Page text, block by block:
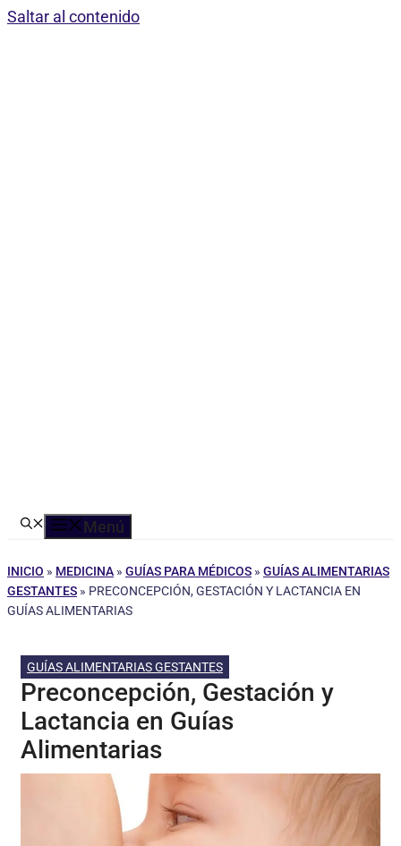
Saltar al contenido
Menú
INICIO » MEDICINA » GUÍAS PARA MÉDICOS » GUÍAS ALIMENTARIAS
GESTANTES » PRECONCEPCIÓN, GESTACIÓN Y LACTANCIA EN
GUÍAS ALIMENTARIAS
GUÍAS ALIMENTARIAS GESTANTES
Preconcepción, Gestación y
Lactancia en Guías
Alimentarias